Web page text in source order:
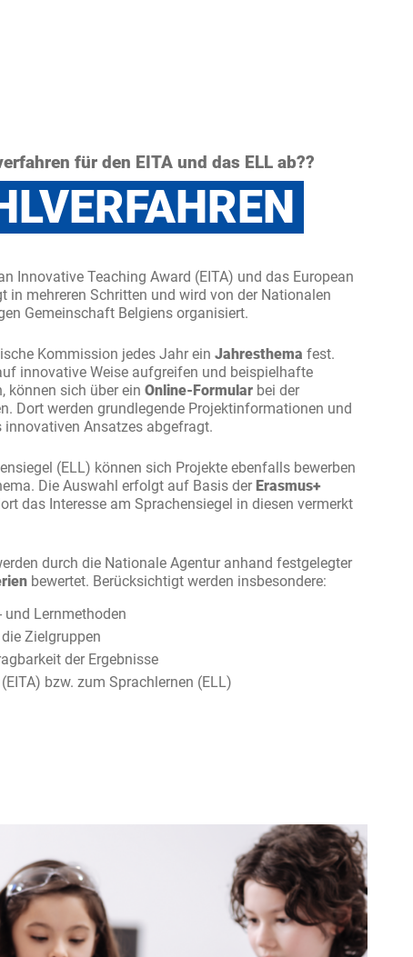
für den EITA und das ELL ab??
Innovative Teaching Award (EITA) und das European
in mehreren Schritten und wird von der Nationalen
Gemeinschaft Belgiens organisiert.
Kommission jedes Jahr ein Jahresthema fest.
innovative Weise aufgreifen und beispielhafte
können sich über ein Online-Formular bei der
Dort werden grundlegende Projektinformationen und
innovativen Ansatzes abgefragt.
(ELL) können sich Projekte ebenfalls bewerben
Die Auswahl erfolgt auf Basis der Erasmus+
das Interesse am Sprachensiegel in diesen vermerkt
durch die Nationale Agentur anhand festgelegter
bewertet. Berücksichtigt werden insbesondere:
und Lernmethoden
Zielgruppen
der Ergebnisse
bzw. zum Sprachlernen (ELL)